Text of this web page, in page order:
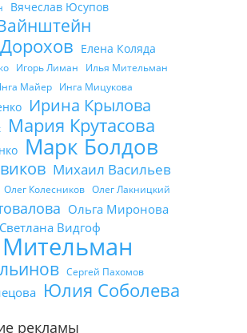
Вячеслав Юсупов
Елена Коляда
Игорь Лиман
Илья Мительман
Майер Инга Мицукова
Ирина Крылова
Мария Крутасова
Марк Болдов
Михаил Васильев
Олег Колесников Олег Лакницкий
Ольга Миронова
Светлана Видгоф
Сергей Пахомов
Юлия Соболева
рекламы